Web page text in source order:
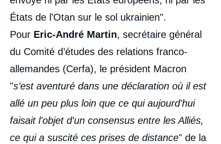
États de l'Otan sur le sol ukrainien".
Pour Eric-André Martin, secrétaire général
du Comité d’études des relations franco-
allemandes (Cerfa), le président Macron
"s’est aventuré dans une déclaration où il est
allé un peu plus loin que ce qui aujourd'hui
faisait l'objet d'un consensus entre les Alliés,
ce qui a suscité ces prises de distance" de la